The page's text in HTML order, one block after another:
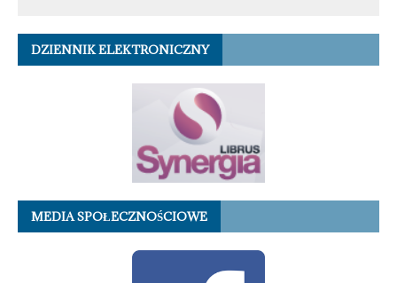
DZIENNIK ELEKTRONICZNY
MEDIA SPOŁECZNOŚCIOWE